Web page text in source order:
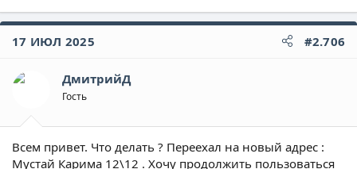
17 ИЮЛ 2025 #2.706
ДмитрийД
Гость
Всем привет. Что делать ? Переехал на новый адрес :
Мустай Карима 12\12 . Хочу продолжить пользоваться